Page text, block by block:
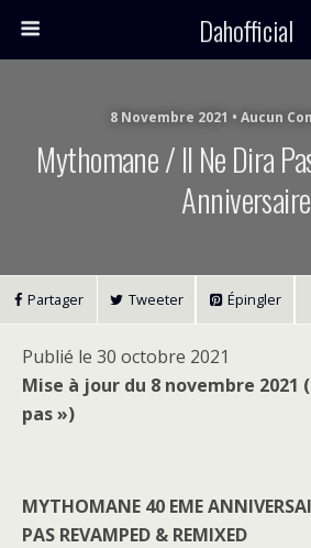
Dahofficial
8 Novembre 2021 • Aucun
Mythomane / Il Ne Dira
Anniversaire
Partager Tweeter Épingler
Publié le 30 octobre 2021
Mise à jour du 8 novembre 2021
pas »)
MYTHOMANE 40 EME
PAS REVAMPED & REMIXED